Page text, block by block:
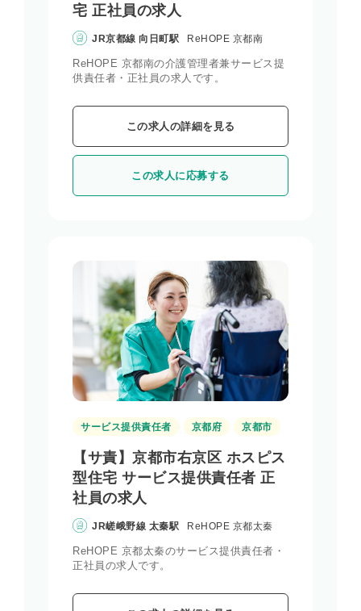
宅 正社員の求人
JR京都線 向日町駅 ReHOPE 京都南
ReHOPE 京都南の介護管理者兼サービス提
供責任者・正社員の求人です。
この求人の詳細を見る
この求人に応募する
サービス提供責任者 京都府 京都市
【サ責】京都市右京区 ホスピス
型住宅 サービス提供責任者 正
社員の求人
JR嵯峨野線 太秦駅 ReHOPE 京都太秦
ReHOPE 京都太秦のサービス提供責任者・
正社員の求人です。